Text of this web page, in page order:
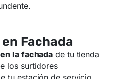
Fachada
la fachada de tu tienda
los surtidores
tu estación de servicio.